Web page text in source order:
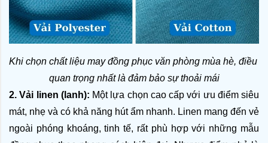
Khi chọn chất liệu may đồng phục văn phòng mùa hè, điều
quan trọng nhất là đảm bảo sự thoải mái
2. Vải linen (lanh): Một lựa chọn cao cấp với ưu điểm siêu
mát, nhẹ và có khả năng hút ẩm nhanh. Linen mang đến vẻ
ngoài phóng khoáng, tinh tế, rất phù hợp với những mẫu